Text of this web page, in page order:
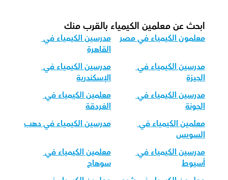
ابحث عن معلمين الكيمياء بالقرب منك
معلمون الكيمياء في مصر مدرسين الكيمياء في
القاهرة
مدرسين الكيمياء في
الجيزة
مدرسين الكيمياء في
الإسكندرية
مدرسين الكيمياء في
الجونة
معلمين الكيمياء في
الغردقة
معلمين الكيمياء في
السويس
مدرسين الكيمياء في دهب
مدرسين الكيمياء في
أسيوط
معلمين الكيمياء في
سوهاج